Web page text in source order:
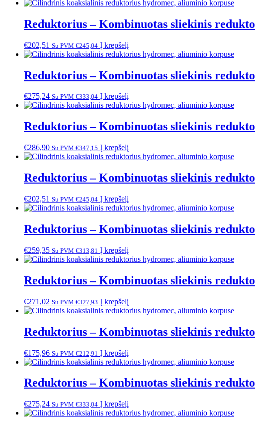
Reduktorius – Kombinuotas sliekinis
€202,51 Su PVM €245,04 Į krepšelį
Reduktorius – Kombinuotas sliekinis
€275,24 Su PVM €333,04 Į krepšelį
Reduktorius – Kombinuotas sliekinis
€286,90 Su PVM €347,15 Į krepšelį
Reduktorius – Kombinuotas sliekinis
€202,51 Su PVM €245,04 Į krepšelį
Reduktorius – Kombinuotas sliekinis
€259,35 Su PVM €313,81 Į krepšelį
Reduktorius – Kombinuotas sliekinis
€271,02 Su PVM €327,93 Į krepšelį
Reduktorius – Kombinuotas sliekinis
€175,96 Su PVM €212,91 Į krepšelį
Reduktorius – Kombinuotas sliekinis
€275,24 Su PVM €333,04 Į krepšelį